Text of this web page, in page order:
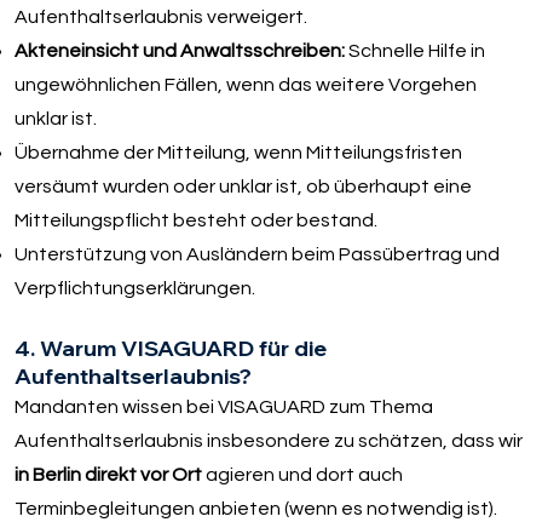
Aufenthaltserlaubnis verweigert.
Akteneinsicht und Anwaltsschreiben:Schnelle Hilfe in
ungewöhnlichen Fällen, wenn das weitere Vorgehen
unklar ist.
Übernahme der Mitteilung, wenn Mitteilungsfristen
versäumt wurden oder unklar ist, ob überhaupt eine
Mitteilungspflicht besteht oder bestand.
Unterstützung von Ausländern beim Passübertrag und
Verpflichtungserklärungen.
4. Warum VISAGUARD für die
Aufenthaltserlaubnis?
Mandanten wissen bei VISAGUARD zum Thema
Aufenthaltserlaubnis insbesondere zu schätzen, dass wir
in Berlin direkt vor Ortagieren und dort auch
Terminbegleitungen anbieten (wenn es notwendig ist).